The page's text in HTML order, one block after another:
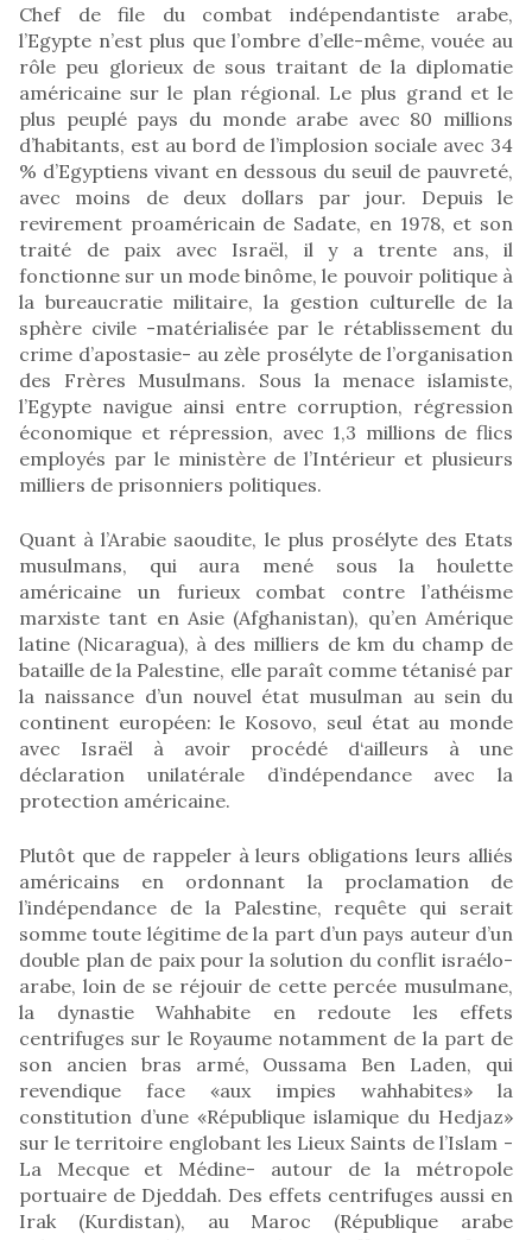
Chef de file du combat indépendantiste arabe,
l’Egypte n’est plus que l’ombre d’elle-même, vouée au
rôle peu glorieux de sous traitant de la diplomatie
américaine sur le plan régional. Le plus grand et le
plus peuplé pays du monde arabe avec 80 millions
d’habitants, est au bord de l’implosion sociale avec 34
% d’Egyptiens vivant en dessous du seuil de pauvreté,
avec moins de deux dollars par jour. Depuis le
revirement proaméricain de Sadate, en 1978, et son
traité de paix avec Israël, il y a trente ans, il
fonctionne sur un mode binôme, le pouvoir politique à
la bureaucratie militaire, la gestion culturelle de la
sphère civile -matérialisée par le rétablissement du
crime d’apostasie- au zèle prosélyte de l’organisation
des Frères Musulmans. Sous la menace islamiste,
l’Egypte navigue ainsi entre corruption, régression
économique et répression, avec 1,3 millions de flics
employés par le ministère de l’Intérieur et plusieurs
milliers de prisonniers politiques.
Quant à l’Arabie saoudite, le plus prosélyte des Etats
musulmans, qui aura mené sous la houlette
américaine un furieux combat contre l’athéisme
marxiste tant en Asie (Afghanistan), qu’en Amérique
latine (Nicaragua), à des milliers de km du champ de
bataille de la Palestine, elle paraît comme tétanisé par
la naissance d’un nouvel état musulman au sein du
continent européen: le Kosovo, seul état au monde
avec Israël à avoir procédé d‘ailleurs à une
déclaration unilatérale d’indépendance avec la
protection américaine.
Plutôt que de rappeler à leurs obligations leurs alliés
américains en ordonnant la proclamation de
l’indépendance de la Palestine, requête qui serait
somme toute légitime de la part d’un pays auteur d’un
double plan de paix pour la solution du conflit israélo-
arabe, loin de se réjouir de cette percée musulmane,
la dynastie Wahhabite en redoute les effets
centrifuges sur le Royaume notamment de la part de
son ancien bras armé, Oussama Ben Laden, qui
revendique face «aux impies wahhabites» la
constitution d’une «République islamique du Hedjaz»
sur le territoire englobant les Lieux Saints de l’Islam -
La Mecque et Médine- autour de la métropole
portuaire de Djeddah. Des effets centrifuges aussi en
Irak (Kurdistan), au Maroc (République arabe